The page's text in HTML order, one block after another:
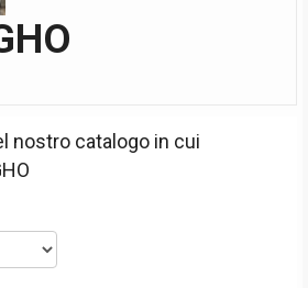
nostro catalogo in cui